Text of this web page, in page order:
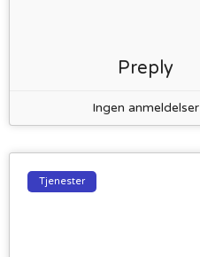
Preply
Ingen anmeldelser
Tjenester